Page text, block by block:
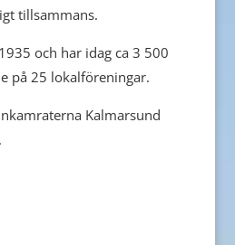
tillsammans.
och har idag ca 3 500
på 25 lokalföreningar.
Kalmarsund